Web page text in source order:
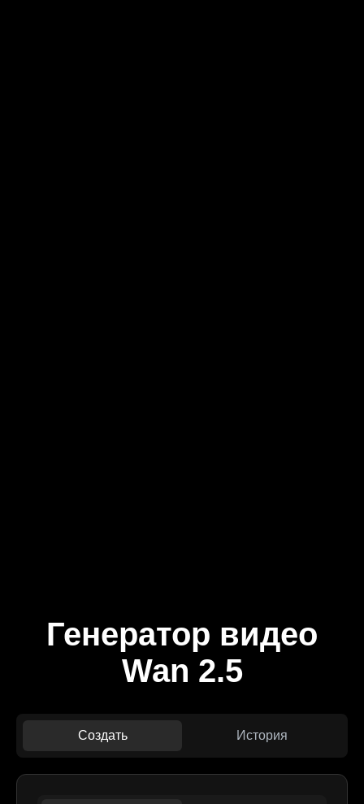
Генератор видео
Wan 2.5
Создать История